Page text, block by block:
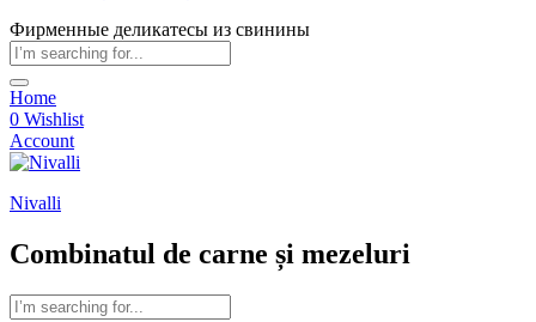
Фирменные деликатесы из свинины
Home
0 Wishlist
Account
Nivalli
Combinatul de carne și mezeluri